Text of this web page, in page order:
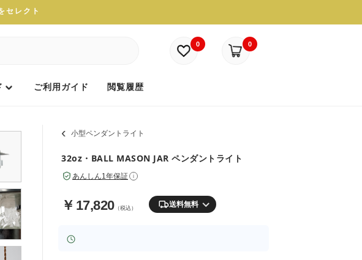
セレクト
0 0
ご利用ガイド 閲覧履歴
小型ペンダントライト
32oz・BALL MASON JAR ペンダントライト
あんしん1年保証 i
￥ 17,820（税込） 送料無料